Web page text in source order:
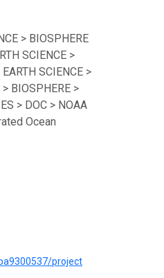
> BIOSPHERE
SCIENCE >
SCIENCE >
BIOSPHERE >
> DOC > NOAA
Ocean
project